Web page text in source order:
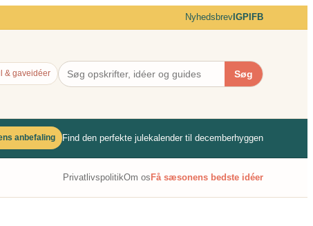
Nyhedsbrev IGPI FB
& gaveidéer Søg
anbefaling Find den perfekte julekalender til decemberhyggen
PrivatlivspolitikOm os Få sæsonens bedste idéer